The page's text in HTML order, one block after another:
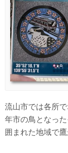
流山市では各所で
年市の鳥となっ
囲まれた地域で